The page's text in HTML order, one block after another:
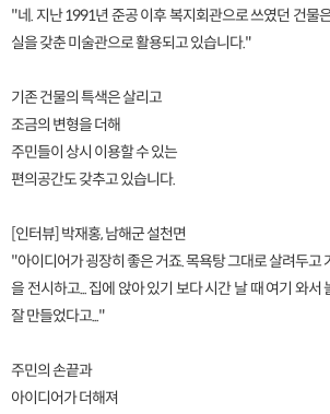
"네. 지난 1991년 준공 이후 복지회관으로 쓰였던 건물
실을 갖춘 미술관으로 활용되고 있습니다."
기존 건물의 특색은 살리고
조금의 변형을 더해
주민들이 상시 이용할 수 있는
편의공간도 갖추고 있습니다.
[인터뷰] 박재홍, 남해군 설천면
"아이디어가 굉장히 좋은 거죠. 목욕탕 그대로 살려두고
을 전시하고... 집에 앉아 있기 보다 시간 날 때 여기 와서
잘 만들었다고..."
주민의 손끝과
아이디어가 더해져